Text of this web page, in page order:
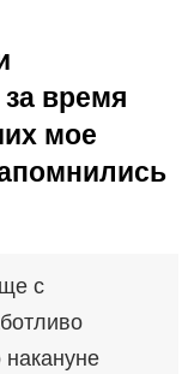
время
мое
с